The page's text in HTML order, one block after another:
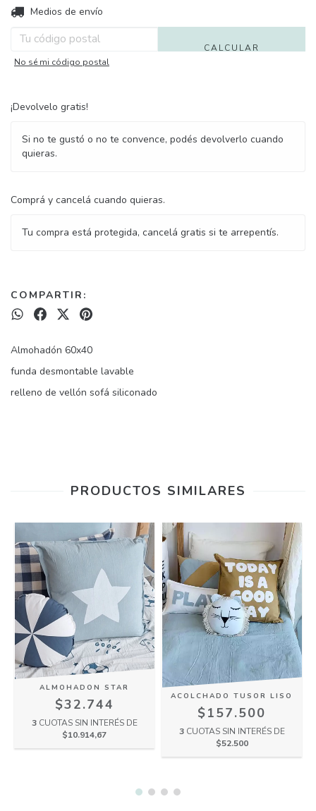
Entregas para el CP:
Medios de envío
CALCULAR
No sé mi código postal
¡Devolvelo gratis!
Si no te gustó o no te convence, podés devolverlo cuando
quieras.
Comprá y cancelá cuando quieras.
Tu compra está protegida, cancelá gratis si te arrepentís.
COMPARTIR:
Almohadón 60x40
funda desmontable lavable
relleno de vellón sofá siliconado
PRODUCTOS SIMILARES
ALMOHADON STAR
$32.744
3 CUOTAS SIN INTERÉS DE
$10.914,67
ACOLCHADO TUSOR LISO
$157.500
3 CUOTAS SIN INTERÉS DE
$52.500